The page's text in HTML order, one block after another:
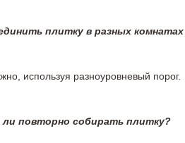
плитку в разных
используя разноуровневый порог.
повторно собирать плитку?